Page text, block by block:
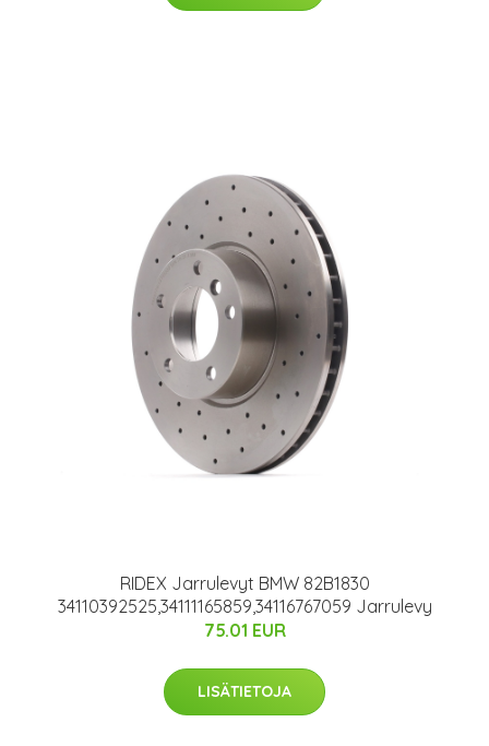
RIDEX Jarrulevyt BMW 82B1830
34110392525,34111165859,34116767059 Jarrulevy
75.01 EUR
LISÄTIETOJA